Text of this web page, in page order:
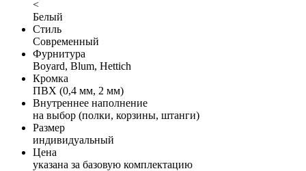
<
Белый
Стиль
Современный
Фурнитура
Boyard, Blum, Hettich
Кромка
ПВХ (0,4 мм, 2 мм)
Внутреннее наполнение
на выбор (полки, корзины, штанги)
Размер
индивидуальный
Цена
указана за базовую комплектацию